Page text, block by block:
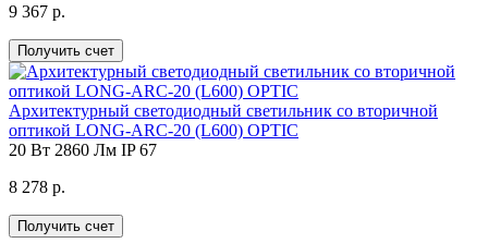
9 367 р.
Получить счет
Архитектурный светодиодный светильник со вторичной
оптикой LONG-ARC-20 (L600) OPTIC
20 Вт 2860 Лм IP 67
8 278 р.
Получить счет